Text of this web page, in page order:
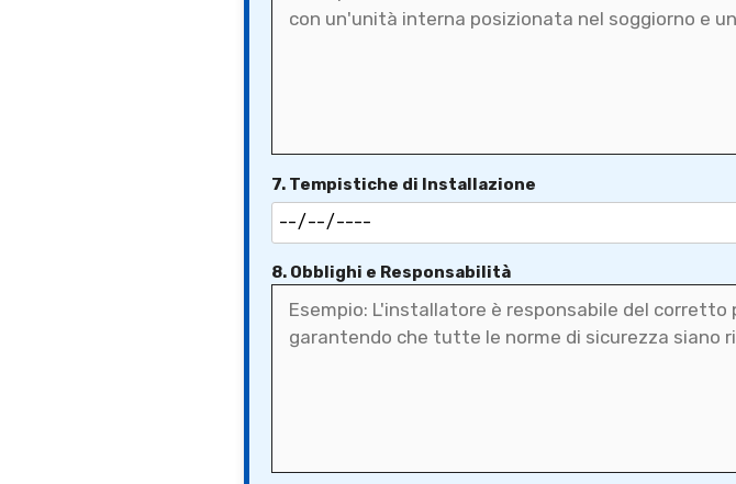
7. Tempistiche di Installazione
8. Obblighi e Responsabilità